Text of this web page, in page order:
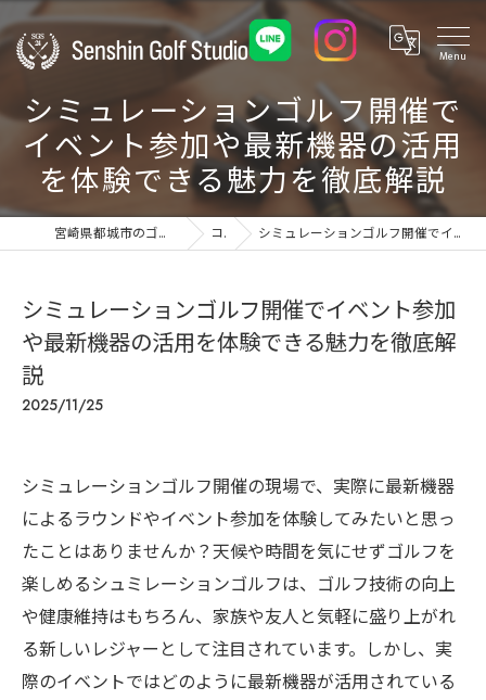
シミュレーションゴルフ開催で
イベント参加や最新機器の活用
を体験できる魅力を徹底解説
宮崎県都城市のゴルフ練習場ならSenshin Golf Studio 24 コラム シミュレーションゴルフ開催でイベント参加や最新機器の活用を体験できる魅力を徹底解説
シミュレーションゴルフ開催でイベント参加
や最新機器の活用を体験できる魅力を徹底解
説
2025/11/25
シミュレーションゴルフ開催の現場で、実際に最新機器
によるラウンドやイベント参加を体験してみたいと思っ
たことはありませんか？天候や時間を気にせずゴルフを
楽しめるシュミレーションゴルフは、ゴルフ技術の向上
や健康維持はもちろん、家族や友人と気軽に盛り上がれ
る新しいレジャーとして注目されています。しかし、実
際のイベントではどのように最新機器が活用されている